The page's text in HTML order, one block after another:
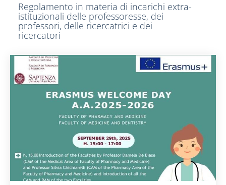
Regolamento in materia di incarichi extra-
istituzionali delle professoresse, dei
professori, delle ricercatrici e dei
ricercatori